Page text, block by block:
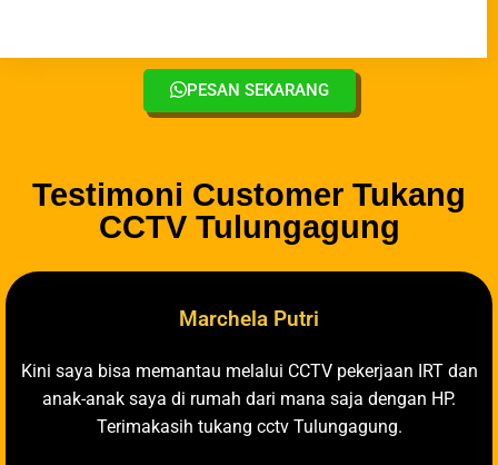
PESAN SEKARANG
Testimoni Customer Tukang
CCTV Tulungagung
Marchela Putri
Kini saya bisa memantau melalui CCTV pekerjaan IRT dan
anak-anak saya di rumah dari mana saja dengan HP.
Terimakasih tukang cctv Tulungagung.